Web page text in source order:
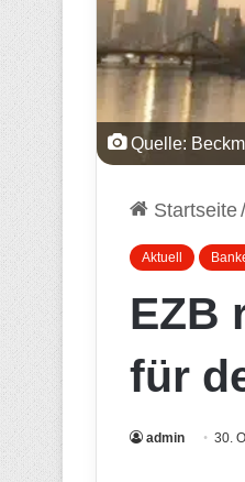
Quelle:
Startseite/
Aktuell
EZB
für
admin 30.